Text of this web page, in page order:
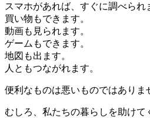
スマホがあれば、すぐに調べられ
買い物もできます。
動画も見られます。
ゲームもできます。
地図も出ます。
人ともつながれます。
便利なものは悪いものではありま
むしろ、私たちの暮らしを助けて